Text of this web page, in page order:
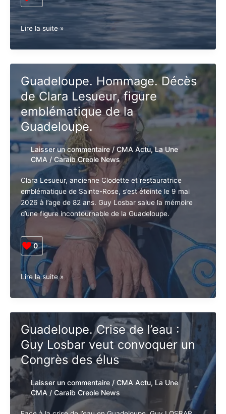
0
•
:
Notre
pays
pourra-
t-
enfin
sortir
tête
de
l’eau
?
Lire la suite »
Guadeloupe. Hommage. Décès
de Clara Lesueur, figure
emblématique de la
Guadeloupe.
Laisser un commentaire /CMA Actu
Une CMA
/Caraib Creole News
Clara Lesueur, ancienne Clodette et restauratrice
emblématique de Sainte-Rose, s’est éteinte le 9 mai
2026 à l’age de 82 ans. Guy Losbar salue la mémoire
d’une figure incontournable de la Guadeloupe.
0
Guadeloupe.
Hommage.
Clara
Lesueur,
figure
emblématique
de
Guadeloupe.
Lire la suite »
Guadeloupe. Crise de l’eau :
Guy Losbar veut convoquer un
Congrès des élus
Laisser un commentaire /CMA Actu
Une CMA
Caraib Creole News